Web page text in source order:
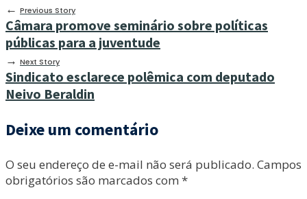
← Previous Story
Câmara promove seminário sobre políticas
públicas para a juventude
→ Next Story
Sindicato esclarece polêmica com deputado
Neivo Beraldin
Deixe um comentário
O seu endereço de e-mail não será publicado. Campos
obrigatórios são marcados com *